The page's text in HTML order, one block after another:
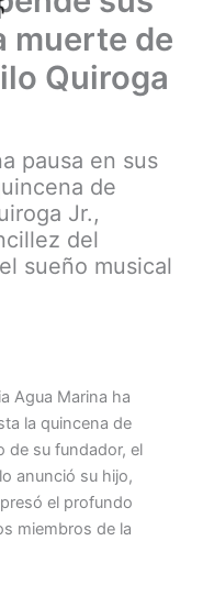
Menu
muerte de
Quiroga
pausa en sus
de
Jr.,
del
sueño musical
Agua Marina ha
la quincena de
de su fundador, el
anunció su hijo,
el profundo
miembros de la